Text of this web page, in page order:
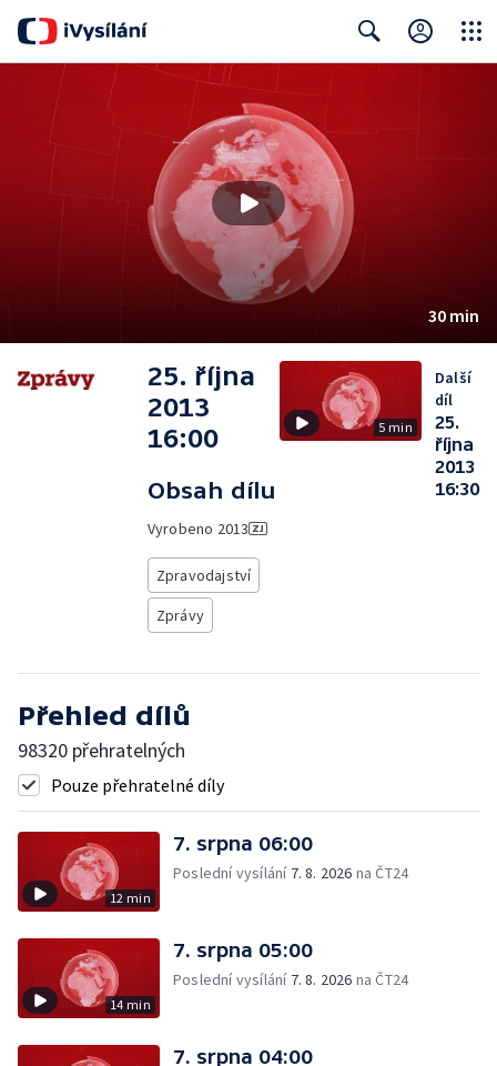
30 min
25. října
2013
16:00
Obsah dílu
Vyrobeno 2013
Zpravodajství
Zprávy
5 min
Další
díl
25.
října
2013
16:30
Přehled dílů
98320 přehratelných
Pouze přehratelné díly
12 min
7. srpna 06:00
Poslední vysílání 7. 8. 2026 na ČT24
14 min
7. srpna 05:00
Poslední vysílání 7. 8. 2026 na ČT24
7. srpna 04:00